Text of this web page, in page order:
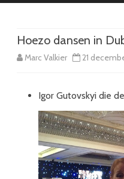
Hoezo dansen in
Marc Valkier 21
Igor Gutovskyi die